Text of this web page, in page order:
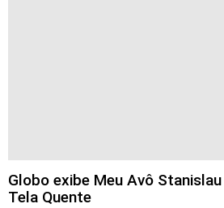
Globo exibe Meu Avô Stanislau
Tela Quente